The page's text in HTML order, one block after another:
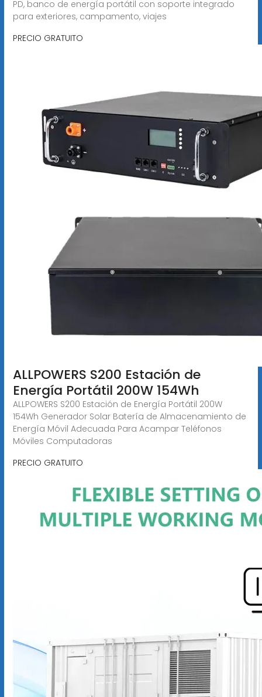
PD, banco de energía portátil con soporte integrado
para exteriores, campamento, viajes
PRECIO GRATUITO
ALLPOWERS S200 Estación de
Energía Portátil 200W 154Wh
ALLPOWERS S200 Estación de Energía Portátil 200W
154Wh Generador Solar Batería de Almacenamiento de
Energía Móvil Adecuada Para Acampar Teléfonos
Móviles Computadoras
PRECIO GRATUITO